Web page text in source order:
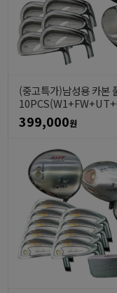
(중고특가)남성용 카본
399,000원